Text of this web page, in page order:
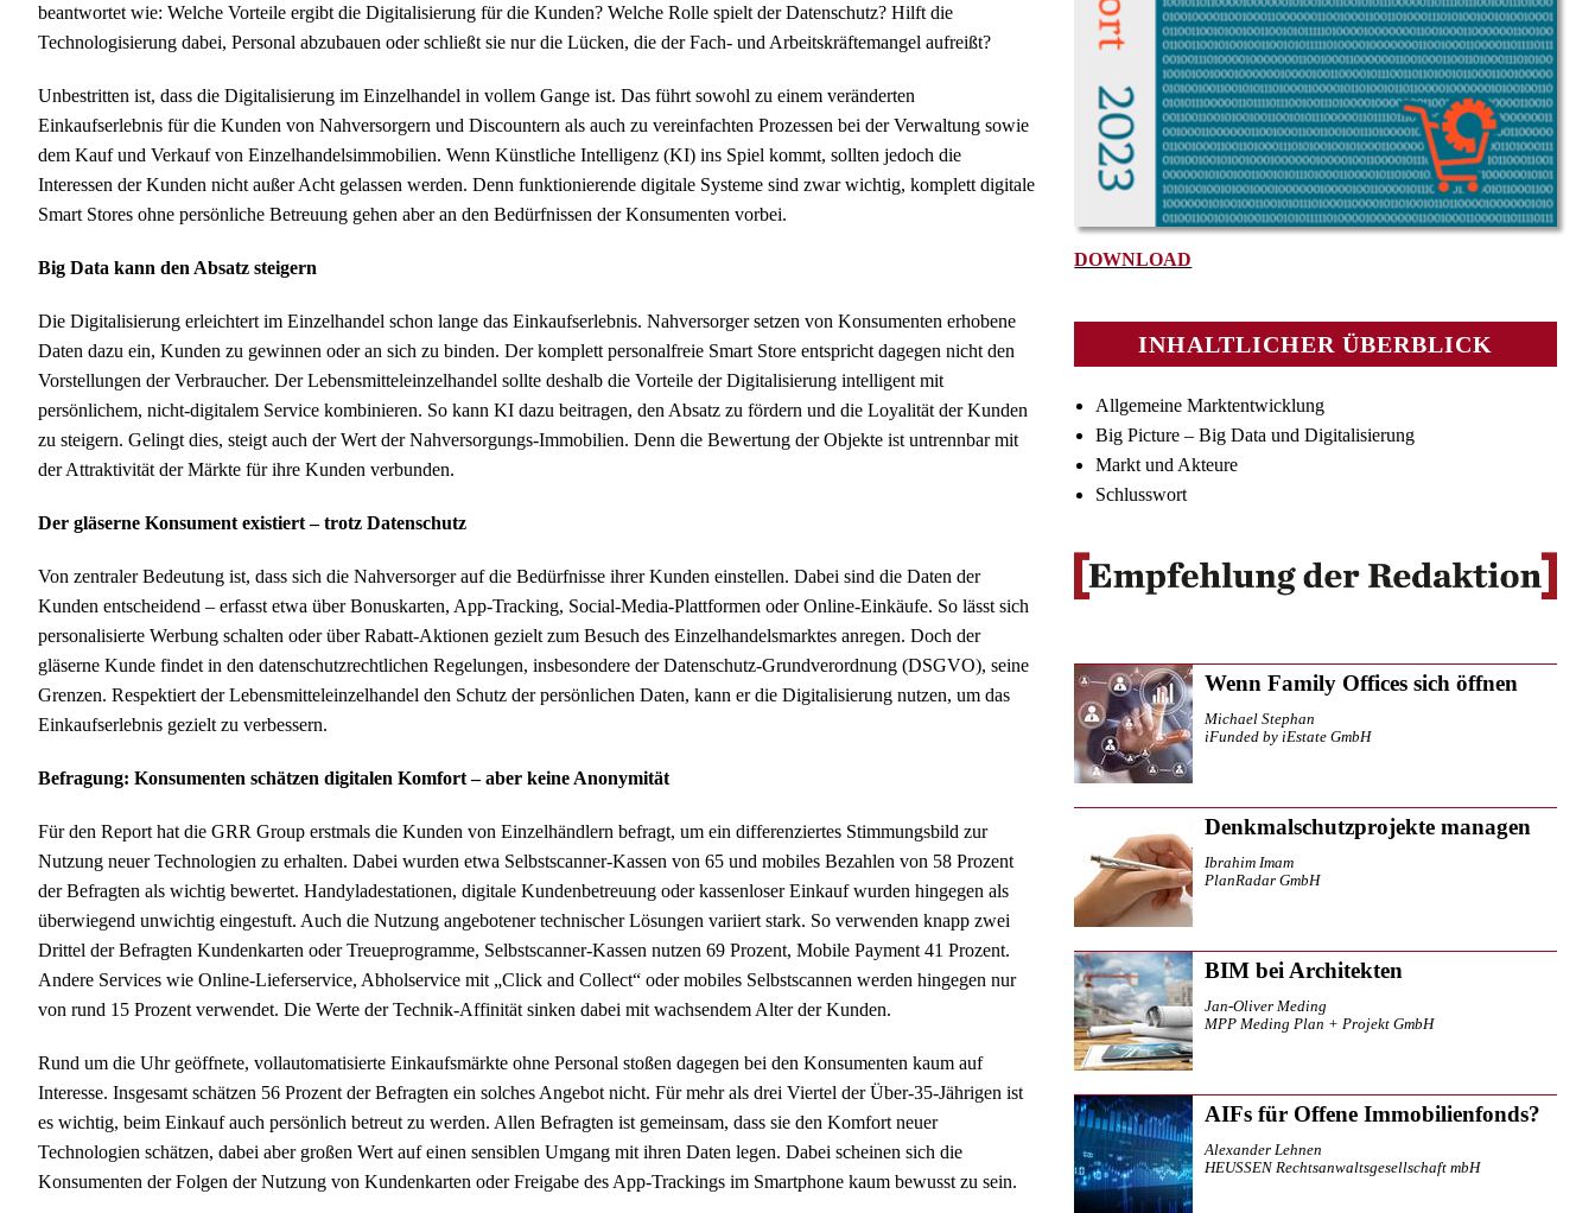
beantwortet wie: Welche Vorteile ergibt die Digitalisierung für die Kunden? Welche Rolle spielt der Datenschutz? Hilft die
Technologisierung dabei, Personal abzubauen oder schließt sie nur die Lücken, die der Fach- und Arbeitskräftemangel aufreißt?
Unbestritten ist, dass die Digitalisierung im Einzelhandel in vollem Gange ist. Das führt sowohl zu einem veränderten
Einkaufserlebnis für die Kunden von Nahversorgern und Discountern als auch zu vereinfachten Prozessen bei der Verwaltung sowie
dem Kauf und Verkauf von Einzelhandelsimmobilien. Wenn Künstliche Intelligenz (KI) ins Spiel kommt, sollten jedoch die
Interessen der Kunden nicht außer Acht gelassen werden. Denn funktionierende digitale Systeme sind zwar wichtig, komplett digitale
Smart Stores ohne persönliche Betreuung gehen aber an den Bedürfnissen der Konsumenten vorbei.
Big Data kann den Absatz steigern
Die Digitalisierung erleichtert im Einzelhandel schon lange das Einkaufserlebnis. Nahversorger setzen von Konsumenten erhobene
Daten dazu ein, Kunden zu gewinnen oder an sich zu binden. Der komplett personalfreie Smart Store entspricht dagegen nicht den
Vorstellungen der Verbraucher. Der Lebensmitteleinzelhandel sollte deshalb die Vorteile der Digitalisierung intelligent mit
persönlichem, nicht-digitalem Service kombinieren. So kann KI dazu beitragen, den Absatz zu fördern und die Loyalität der Kunden
zu steigern. Gelingt dies, steigt auch der Wert der Nahversorgungs-Immobilien. Denn die Bewertung der Objekte ist untrennbar mit
der Attraktivität der Märkte für ihre Kunden verbunden.
Der gläserne Konsument existiert – trotz Datenschutz
Von zentraler Bedeutung ist, dass sich die Nahversorger auf die Bedürfnisse ihrer Kunden einstellen. Dabei sind die Daten der
Kunden entscheidend – erfasst etwa über Bonuskarten, App-Tracking, Social-Media-Plattformen oder Online-Einkäufe. So lässt sich
personalisierte Werbung schalten oder über Rabatt-Aktionen gezielt zum Besuch des Einzelhandelsmarktes anregen. Doch der
gläserne Kunde findet in den datenschutzrechtlichen Regelungen, insbesondere der Datenschutz-Grundverordnung (DSGVO), seine
Grenzen. Respektiert der Lebensmitteleinzelhandel den Schutz der persönlichen Daten, kann er die Digitalisierung nutzen, um das
Einkaufserlebnis gezielt zu verbessern.
Befragung: Konsumenten schätzen digitalen Komfort – aber keine Anonymität
Für den Report hat die GRR Group erstmals die Kunden von Einzelhändlern befragt, um ein differenziertes Stimmungsbild zur
Nutzung neuer Technologien zu erhalten. Dabei wurden etwa Selbstscanner-Kassen von 65 und mobiles Bezahlen von 58 Prozent
der Befragten als wichtig bewertet. Handyladestationen, digitale Kundenbetreuung oder kassenloser Einkauf wurden hingegen als
überwiegend unwichtig eingestuft. Auch die Nutzung angebotener technischer Lösungen variiert stark. So verwenden knapp zwei
Drittel der Befragten Kundenkarten oder Treueprogramme, Selbstscanner-Kassen nutzen 69 Prozent, Mobile Payment 41 Prozent.
Andere Services wie Online-Lieferservice, Abholservice mit „Click and Collect“ oder mobiles Selbstscannen werden hingegen nur
von rund 15 Prozent verwendet. Die Werte der Technik-Affinität sinken dabei mit wachsendem Alter der Kunden.
Rund um die Uhr geöffnete, vollautomatisierte Einkaufsmärkte ohne Personal stoßen dagegen bei den Konsumenten kaum auf
Interesse. Insgesamt schätzen 56 Prozent der Befragten ein solches Angebot nicht. Für mehr als drei Viertel der Über-35-Jährigen ist
es wichtig, beim Einkauf auch persönlich betreut zu werden. Allen Befragten ist gemeinsam, dass sie den Komfort neuer
Technologien schätzen, dabei aber großen Wert auf einen sensiblen Umgang mit ihren Daten legen. Dabei scheinen sich die
Konsumenten der Folgen der Nutzung von Kundenkarten oder Freigabe des App-Trackings im Smartphone kaum bewusst zu sein.
DOWNLOAD
INHALTLICHER ÜBERBLICK
Allgemeine Marktentwicklung
Big Picture – Big Data und Digitalisierung
Markt und Akteure
Schlusswort
Wenn Family Offices sich öffnen
Michael Stephan
iFunded by iEstate GmbH
Denkmalschutzprojekte managen
Ibrahim Imam
PlanRadar GmbH
BIM bei Architekten
Jan-Oliver Meding
MPP Meding Plan + Projekt GmbH
AIFs für Offene Immobilienfonds?
Alexander Lehnen
HEUSSEN Rechtsanwaltsgesellschaft mbH